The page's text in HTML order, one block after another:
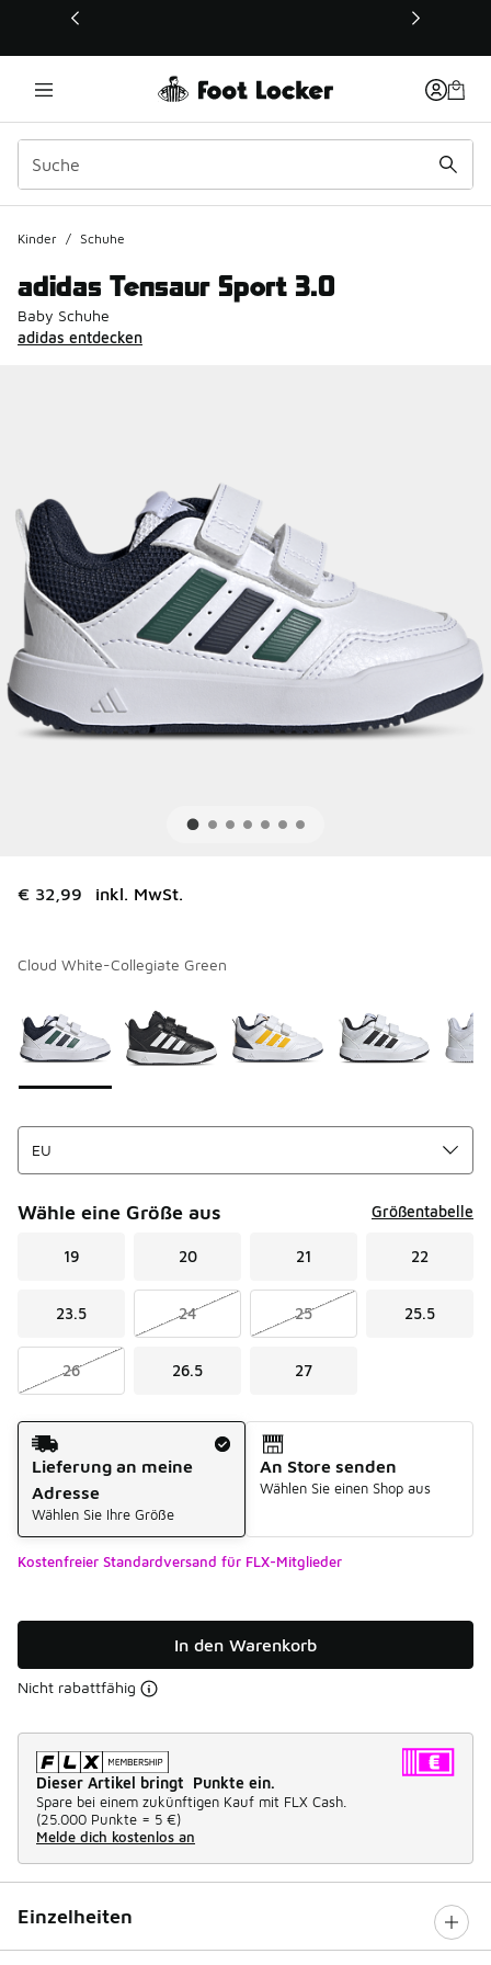
Dieser Link öffnet sich in einem neuen Fenster
Kinder / Schuhe
adidas Tensaur Sport 3.0
Baby Schuhe
adidas entdecken
€ 32,99 inkl. MwSt.
Cloud White-Collegiate Green
Wähle eine Größe aus Größentabelle
19 20 21 22
23.5 24 25 25.5
26 26.5 27
Versandart
Lieferung an meine
Adresse
Wählen Sie Ihre Größe
An Store senden
Wählen Sie einen Shop aus
Kostenfreier Standardversand für FLX-Mitglieder
In den Warenkorb
Nicht rabattfähig
Dieser Artikel bringt Punkte ein.
Spare bei einem zukünftigen Kauf mit FLX Cash.
(25.000 Punkte = 5 €)
Melde dich kostenlos an
Einzelheiten